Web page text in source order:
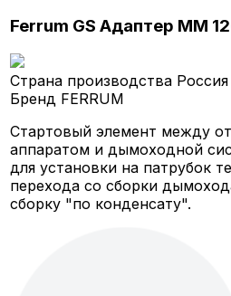
Ferrum GS Адаптер ММ
Страна производства Россия
Бренд FERRUM
Стартовый элемент между
аппаратом и дымоходной
для установки на патрубок
перехода со сборки
сборку "по конденсату".